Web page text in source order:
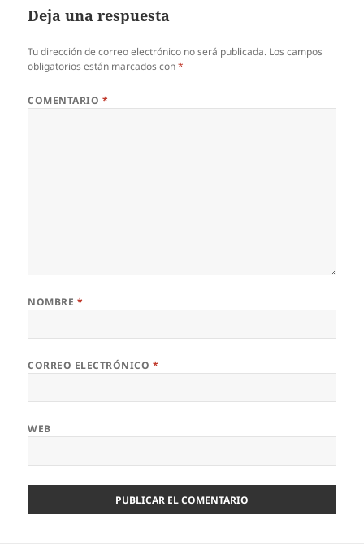
Deja una respuesta
Tu dirección de correo electrónico no será publicada. Los campos
obligatorios están marcados con*
COMENTARIO *
NOMBRE *
CORREO ELECTRÓNICO *
WEB